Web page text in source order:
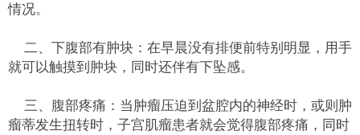
情况。
二、下腹部有肿块：在早晨没有排便前特别明显，用手
就可以触摸到肿块，同时还伴有下坠感。
三、腹部疼痛：当肿瘤压迫到盆腔内的神经时，或则肿
瘤蒂发生扭转时，子宫肌瘤患者就会觉得腹部疼痛，同时